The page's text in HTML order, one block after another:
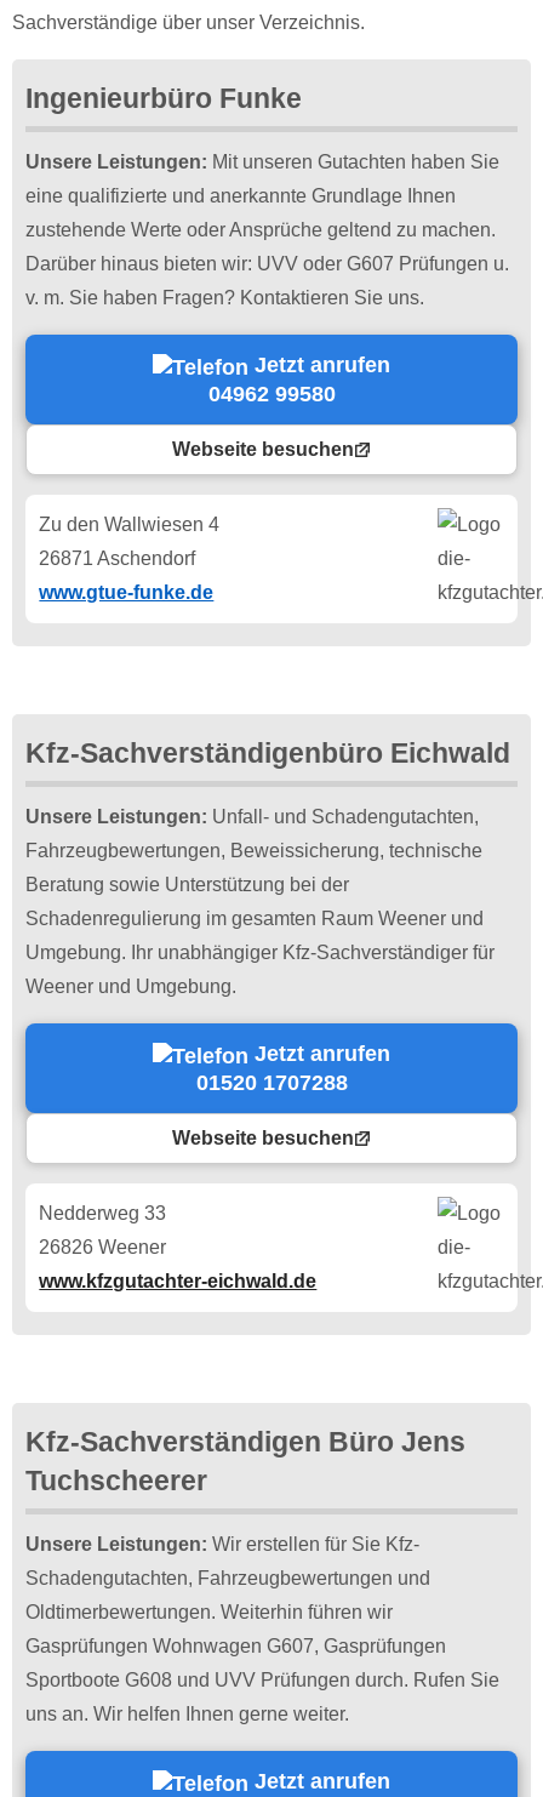
Sachverständige über unser Verzeichnis.
Ingenieurbüro Funke
Unsere Leistungen: Mit unseren Gutachten haben Sie
eine qualifizierte und anerkannte Grundlage Ihnen
zustehende Werte oder Ansprüche geltend zu machen.
Darüber hinaus bieten wir: UVV oder G607 Prüfungen u.
v. m. Sie haben Fragen? Kontaktieren Sie uns.
Jetzt anrufen
04962 99580
Webseite besuchen
Zu den Wallwiesen 4
26871 Aschendorf
www.gtue-funke.de
Kfz-Sachverständigenbüro Eichwald
Unsere Leistungen: Unfall- und Schadengutachten,
Fahrzeugbewertungen, Beweissicherung, technische
Beratung sowie Unterstützung bei der
Schadenregulierung im gesamten Raum Weener und
Umgebung. Ihr unabhängiger Kfz-Sachverständiger für
Weener und Umgebung.
Jetzt anrufen
01520 1707288
Webseite besuchen
Nedderweg 33
26826 Weener
www.kfzgutachter-eichwald.de
Kfz-Sachverständigen Büro Jens
Tuchscheerer
Unsere Leistungen: Wir erstellen für Sie Kfz-
Schadengutachten, Fahrzeugbewertungen und
Oldtimerbewertungen. Weiterhin führen wir
Gasprüfungen Wohnwagen G607, Gasprüfungen
Sportboote G608 und UVV Prüfungen durch. Rufen Sie
uns an. Wir helfen Ihnen gerne weiter.
Jetzt anrufen